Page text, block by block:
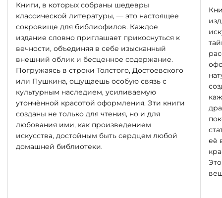
Книги, в которых собраны шедевры
классической литературы, — это настоящее
сокровище для библиофилов. Каждое
издание словно приглашает прикоснуться к
вечности, объединяя в себе изысканный
внешний облик и бесценное содержание.
Погружаясь в строки Толстого, Достоевского
или Пушкина, ощущаешь особую связь с
культурным наследием, усиливаемую
утончённой красотой оформления. Эти книги
созданы не только для чтения, но и для
любования ими, как произведением
искусства, достойным быть сердцем любой
домашней библиотеки.
её